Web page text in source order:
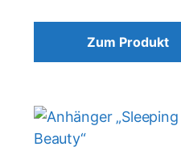
Zum Produkt